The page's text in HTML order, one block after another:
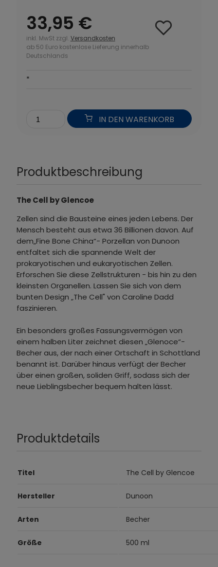
33,95 €
inkl. MwSt zzgl. Versandkosten
ab 50 Euro kostenlose Lieferung innerhalb
Deutschlands
*
IN DEN WARENKORB
Produktbeschreibung
The Cell by Glencoe
Zellen sind die Bausteine eines jeden Lebens. Der
Mensch besteht aus etwa 36 Billionen davon. Auf
dem„Fine Bone China“- Porzellan von Dunoon
entfaltet sich die spannende Welt der
prokaryotischen und eukaryotischen Zellen.
Erforschen Sie diese Zellstrukturen - bis hin zu den
kleinsten Organellen. Lassen Sie sich von dem
bunten Design „The Cell" von Caroline Dadd
faszinieren.
Ein besonders großes Fassungsvermögen von
einem halben Liter zeichnet diesen „Glenoce“-
Becher aus, der nach einer Ortschaft in Schottland
benannt ist. Darüber hinaus verfügt der Becher
über einen großen, soliden Griff, sodass sich der
neue Lieblingsbecher bequem halten lässt.
Produktdetails
Titel The Cell by Glencoe
Hersteller Dunoon
Arten Becher
Größe 500 ml